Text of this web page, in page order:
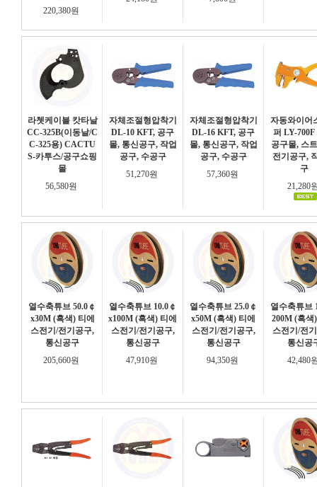
220,380원
라쳇케이블 캇타날
CC-325B(이동날/C
C-325용) CACTU
S-카투스/공구쇼핑
몰
56,580원
자체조절형압착기
DL-10 KFT, 공구
몰, 통신공구, 작업
공구, 수공구
51,270원
자체조절형압착기
DL-16 KFT, 공구
몰, 통신공구, 작업
공구, 수공구
57,360원
자동와이어
퍼 LY-700F
공구몰, 스
전기공구,
구
21,280
열수축튜브 50.0￠
x30M (흑색) 티에
스전기/전기공구,
통신공구
205,660원
열수축튜브 10.0￠
x100M (흑색) 티에
스전기/전기공구,
통신공구
47,910원
열수축튜브 25.0￠
x50M (흑색) 티에
스전기/전기공구,
통신공구
94,350원
열수축튜브
200M (흑색
스전기/전
통신공
42,480